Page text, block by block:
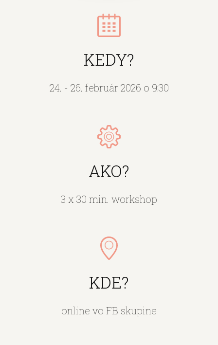
KEDY?
24. - 26. február 2026 o 9:30
AKO?
3 x 30 min. workshop
KDE?
online vo FB skupine